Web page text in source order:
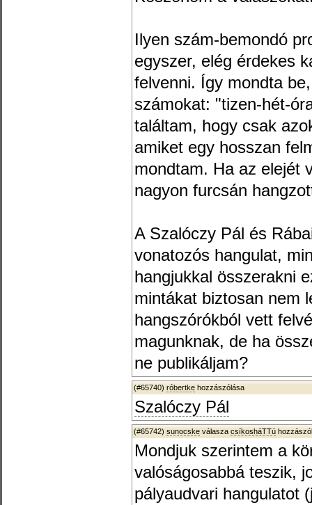
Ilyen szám-bemondó
egyszer, elég érdekes
felvenni. Így mondta
számokat: "tizen-hét-
találtam, hogy csak
amiket egy hosszan
mondtam. Ha az elejét
nagyon furcsán
A Szalóczy Pál és
vonatozós hangulat,
hangjukkal összerakni
mintákat biztosan nem
hangszórókból vett
magunknak, de ha
ne publikáljam?
(#65740) róbertke hozzászólása
Szalóczy Pál
(#65742) sunocske válasza csíkosháTTú
Mondjuk szerintem a
valóságosabbá teszik,
pályaudvari hangulatot